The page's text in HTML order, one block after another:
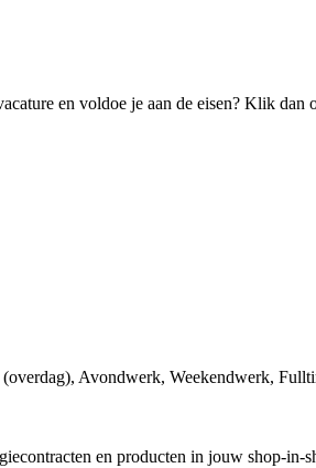
en voldoe je aan de eisen? Klik
Avondwerk, Weekendwerk,
en producten in jouw shop-in-